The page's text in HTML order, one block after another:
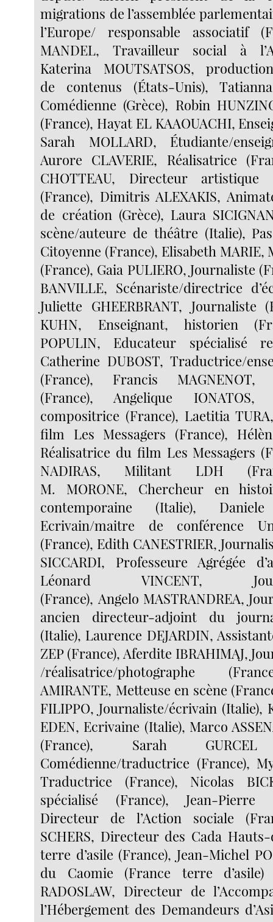
migrations de l’assemblée
l’Europe/ responsable associatif
MANDEL, Travailleur social à
Katerina MOUTSATSOS,
de contenus (États-Unis),
Comédienne (Grèce), Robin
(France), Hayat EL KAAOUACHI,
Sarah MOLLARD, Étudiante/
Aurore CLAVERIE, Réalisatrice
CHOTTEAU, Directeur
(France), Dimitris ALEXAKIS,
de création (Grèce), Laura
scène/auteure de théâtre (Italie),
Citoyenne (France), Elisabeth MARIE,
(France), Gaia PULIERO, Journaliste
BANVILLE, Scénariste/directrice
Juliette GHEERBRANT, Journaliste
KUHN, Enseignant, historien
POPULIN, Educateur spécialisé
Catherine DUBOST, Traductrice/
(France), Francis MAGNENOT,
(France), Angelique
compositrice (France), Laetitia
film Les Messagers (France),
Réalisatrice du film Les Messagers
NADIRAS, Militant LDH
M. MORONE, Chercheur en
contemporaine (Italie), Daniele
Ecrivain/maitre de conférence
(France), Edith CANESTRIER,
SICCARDI, Professeure Agrégée
Léonard VINCENT,
(France), Angelo MASTRANDREA,
ancien directeur-adjoint du
(Italie), Laurence DEJARDIN,
ZEP (France), Aferdite IBRAHIMAJ,
/réalisatrice/photographe
AMIRANTE, Metteuse en scène
FILIPPO, Journaliste/écrivain (Italie),
EDEN, Ecrivaine (Italie), Marco
(France), Sarah GURCEL
Comédienne/traductrice (France),
Traductrice (France), Nicolas
spécialisé (France), Jean-Pierre
Directeur de l’Action sociale
SCHERS, Directeur des Cada
terre d’asile (France), Jean-Michel
du Caomie (France terre d’asile)
RADOSLAW, Directeur de
l’Hébergement des Demandeurs